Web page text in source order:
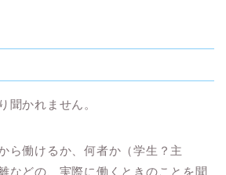
聞かれません。
ら働けるか、何者か（学生？主
などの、 実際に働くときのことを聞